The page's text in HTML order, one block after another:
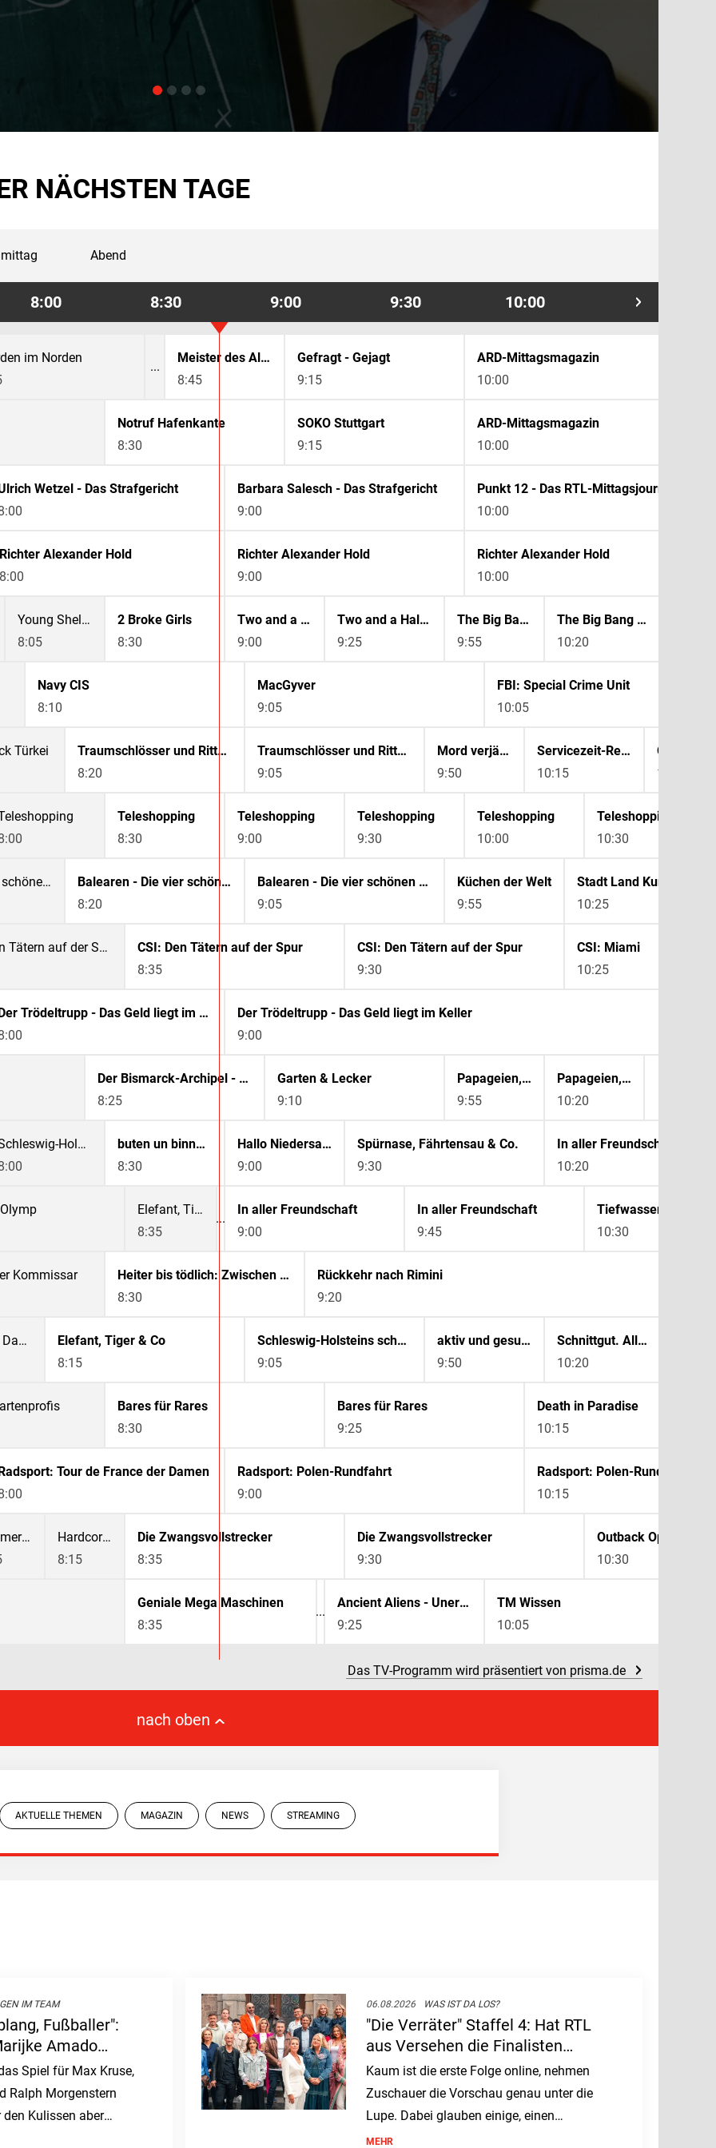
NÄCHSTEN TAGE
Abend
8:00 8:30 9:00 9:30 10:00 10:30
im Norden
Meister des Alltags
8:45
Gefragt - Gejagt
9:15
ARD-Mittagsmagazin
10:00
Notruf Hafenkante
8:30
SOKO Stuttgart
9:15
ARD-Mittagsmagazin
10:00
Wetzel - Das Strafgericht
Barbara Salesch - Das Strafgericht
9:00
Punkt 12 - Das RTL-Mittagsjournal
10:00
Richter Alexander Hold
8:00
Richter Alexander Hold
9:00
Richter Alexander Hold
10:00
Young Sheldon
8:05
2 Broke Girls
8:30
Two and a Half Men
9:00
Two and a Half Men
9:25
The Big Bang Theory
9:55
The Big Bang Theory
10:20
Navy CIS
8:10
MacGyver
9:05
FBI: Special Crime Unit
10:05
Türkei
Traumschlösser und Ritterburgen - Das Marchfeld
8:20
Traumschlösser und Ritterburgen - Die Donauregion
9:05
Mord verjährt nicht - True Crime im Hoamatland
9:50
Servicezeit-Reportage: Der Haushalts-Check mit Yvonne Willicks
10:15
Querbeet
10:45
Teleshopping
8:30
Teleshopping
9:00
Teleshopping
9:30
Teleshopping
10:00
Teleshopping
10:30
Balearen - Die vier schönen Schwestern
Balearen - Die vier schönen Schwestern
8:20
Balearen - Die vier schönen Schwestern
9:05
Küchen der Welt
9:55
Stadt Land Kunst
10:25
CSI: Den Tätern auf der Spur
CSI: Den Tätern auf der Spur
8:35
CSI: Den Tätern auf der Spur
9:30
CSI: Miami
10:25
Der Trödeltrupp - Das Geld liegt im Keller
Der Trödeltrupp - Das Geld liegt im Keller
9:00
Der Bismarck-Archipel - Tropisches Paradies mit deutscher Vergangenheit
8:25
Garten & Lecker
9:10
Papageien, Palmen & Co.
9:55
Papageien, Palmen & Co.
10:20
Schleswig-Holstein Magazin
buten un binnen | regionalmagazin
8:30
Hallo Niedersachsen
9:00
Spürnase, Fährtensau & Co.
9:30
In aller Freundschaft
10:20
Elefant, Tiger & Co.
8:35
In aller Freundschaft
9:00
In aller Freundschaft
9:45
Tiefwassertaucher
10:30
Kommissar
Heiter bis tödlich: Zwischen den Zeilen
8:30
Rückkehr nach Rimini
9:20
Dahoam is Dahoam
Elefant, Tiger & Co
8:15
Schleswig-Holsteins schönste Förde - Die Schlei
9:05
aktiv und gesund
9:50
Schnittgut. Alles aus dem Garten
10:20
Bares für Rares
8:30
Bares für Rares
9:25
Death in Paradise
10:15
Radsport: Tour de France der Damen
Radsport: Polen-Rundfahrt
9:00
Radsport: Polen-Rundfahrt
10:15
Infomercial
Hardcore Pawn - Das härteste Pfandhaus Detroits
8:15
Die Zwangsvollstrecker
8:35
Die Zwangsvollstrecker
9:30
10:30
Geniale Mega Maschinen
8:35
Ancient Aliens - Unerklärliche Phänomene
9:25
TM Wissen
10:05
Das TV-Programm wird präsentiert von prisma.de
nach oben
AKTUELLE THEMEN MAGAZIN NEWS STREAMING
IM TEAM
Fußballer":
Amado
los
Spiel für Max Kruse,
Ralph Morgenstern
Kulissen aber
Ton und Taktik.
06.08.2026 WAS IST DA LOS?
"Die Verräter" Staffel 4: Hat RTL
aus Versehen die Finalisten
gespoilert?
Kaum ist die erste Folge online, nehmen
Zuschauer die Vorschau genau unter die
Lupe. Dabei glauben einige, einen
entscheidenden Hinweis entdeckt zu
MEHR